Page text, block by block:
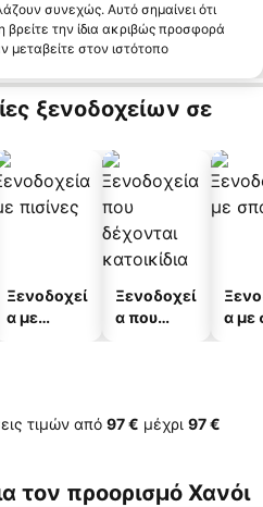
συνεχώς. Αυτό σημαίνει ότι
βρείτε την ίδια ακριβώς προσφορά
μεταβείτε στον ιστότοπο
ξενοδοχείων σε
Ξενοδοχεί
α με
Ξενοδοχεί
α που
α με
τιμών από ‎97 € μέχρι ‎97 €
τον προορισμό Χανόι